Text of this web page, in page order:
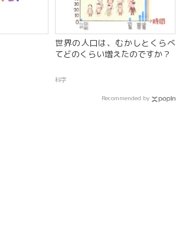
世界の人口は、むかしとくらべ
てどのくらい増えたのですか？
科学
Recommended by